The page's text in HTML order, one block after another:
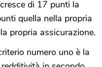
di 17 punti la
quella nella propria
propria assicurazione.
numero uno è la